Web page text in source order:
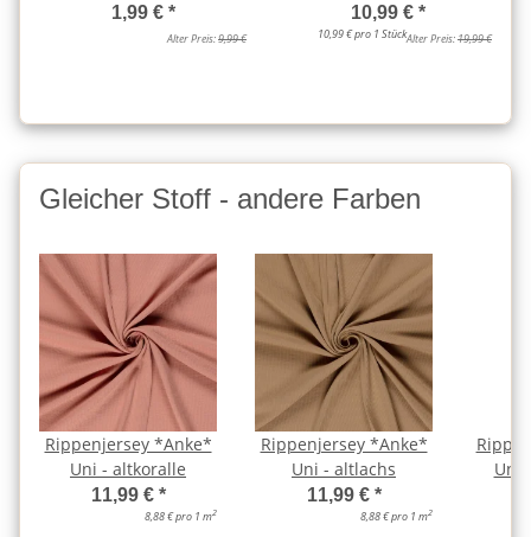
1,99 € *
Alter Preis:9,99 €
10,99 € *
10,99 € pro 1 StückAlter Preis:19,99 €
Gleicher Stoff - andere Farben
Rippenjersey *Anke*
Uni - altkoralle
11,99 € *
8,88 € pro 1 m2
Rippenjersey *Anke*
Uni - altlachs
11,99 € *
8,88 € pro 1 m2
Uni